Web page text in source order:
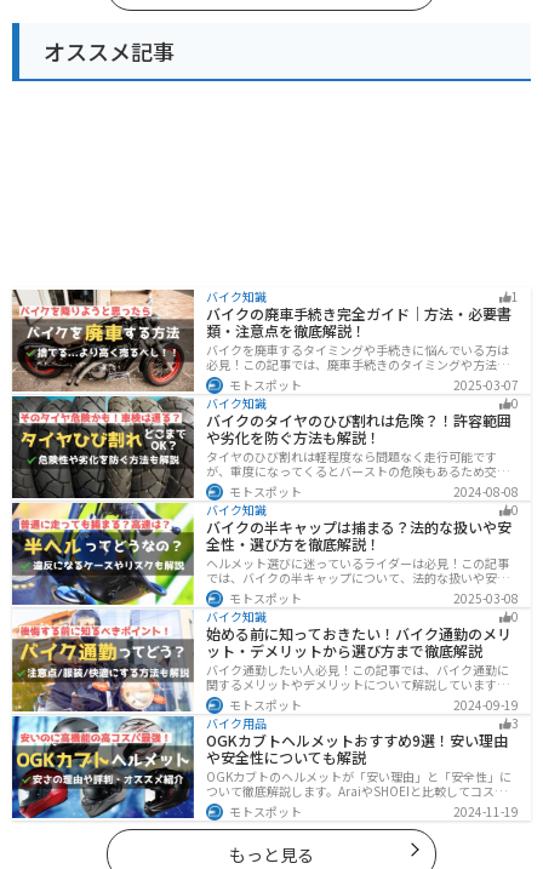
オススメ記事
バイク知識 1
バイクの廃車手続き完全ガイド｜方法・必要書
類・注意点を徹底解説！
バイクを廃車するタイミングや手続きに悩んでいる方は
必見！この記事では、廃車手続きのタイミングや方法、
流れを解説しています。実は、手続きの注意点や業者に
依頼する際のポイントがあります。記事を読めば、バイ
クの廃車手続きがスムーズに行えるでしょう。
モトスポット
2025-03-07
バイク知識
0
バイクのタイヤのひび割れは危険？！許容範囲
や劣化を防ぐ方法も解説！
タイヤのひび割れは軽程度なら問題なく走行可能です
が、重度になってくるとバーストの危険もあるため交換
が必要です。どの程度なら大丈夫なのか、タイヤのひび
割れを防ぐ方法などまとめました。快適安全にバイクに
乗るためにもしっかりとチェックしておきましょう。
モトスポット
2024-08-08
バイク知識
0
バイクの半キャップは捕まる？法的な扱いや安
全性・選び方を徹底解説！
ヘルメット選びに迷っているライダーは必見！この記事
では、バイクの半キャップについて、法的な扱いや安全
性、選び方を詳しく解説しています。実は、法律で認め
られていても、状況によっては違法となる可能性がある
ので注意が必要です。この記事を読めば、ヘルメットを
正しく選ぶヒントが得られます。
モトスポット
2025-03-08
バイク知識
0
始める前に知っておきたい！バイク通勤のメリ
ット・デメリットから選び方まで徹底解説
バイク通勤したい人必見！この記事では、バイク通勤に
関するメリットやデメリットについて解説しています。
実は通勤時間を短縮できるメリットがありますが、会社
によっては許可されない場合もあるので、事前に確認が
必要です。この記事を読めばバイク通勤の始め方がわか
ります。
モトスポット
2024-09-19
バイク用品
3
OGKカブトヘルメットおすすめ9選！安い理由
や安全性についても解説
OGKカブトのヘルメットが「安い理由」と「安全性」に
ついて徹底解説します。AraiやSHOEIと比較してコスパが
高く、信頼性も兼ね備えたOGKカブトのヘルメット。初
心者ライダーからベテランまでおすすめのモデル9選と、
実際の口コミや評判、選び方も詳しく紹介します。
モトスポット 2024-11-19
もっと見る